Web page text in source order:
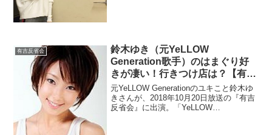
有吉反省会
鈴木ゆき（元YeLLOW
Generation歌手）のはまぐり好
きが凄い！行きつけ店は？【有吉
反省会】
元YeLLOW Generationのユキこと鈴木ゆ
きさんが、2018年10月20日放送の『有吉
反省会』に出演。「YeLLOW